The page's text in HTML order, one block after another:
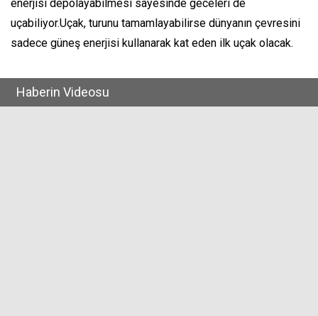
enerjisi depolayabilmesi sayesinde geceleri de
uçabiliyor.Uçak, turunu tamamlayabilirse dünyanın çevresini
sadece güneş enerjisi kullanarak kat eden ilk uçak olacak.
Haberin Videosu